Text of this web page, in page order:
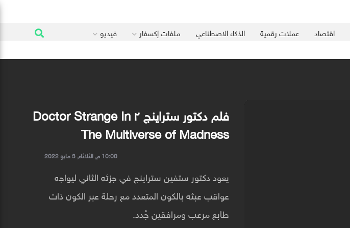
اقتصاد عملات رقمية الذكاء الاصطناعي ملفات إكسفار فيديو
فلم دكتور ستراينج ٢ Doctor Strange In
The Multiverse of Madness
10:00 م, الثلاثاء, 3 مايو 2022
يعود دكتور ستفين ستراينج في جزئه الثاني ليواجه
عواقب عبثه بالكون المتعدد مع رحلة عبر الكون ذات
طابع مرعب ومرافقين جُدد.